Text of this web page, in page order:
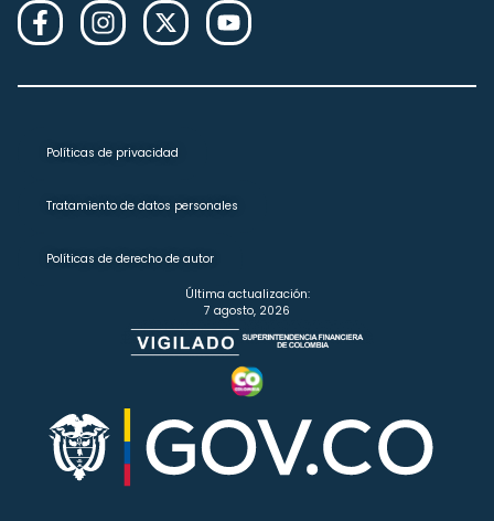
Políticas de privacidad
Tratamiento de datos personales
Políticas de derecho de autor
Última actualización:
7 agosto, 2026